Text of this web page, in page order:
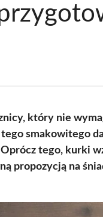
który nie
smakowitego
tego, kurki
propozycją na